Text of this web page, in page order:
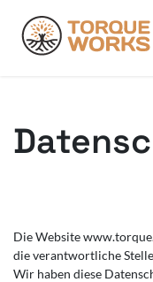
Die Website
die verantwortliche
Wir haben diese